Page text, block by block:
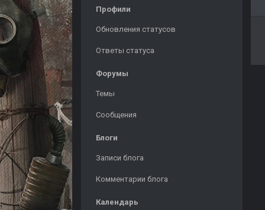
Профили
Обновления статусов
Ответы статуса
Форумы
Темы
Сообщения
Блоги
Записи блога
Комментарии блога
Календарь